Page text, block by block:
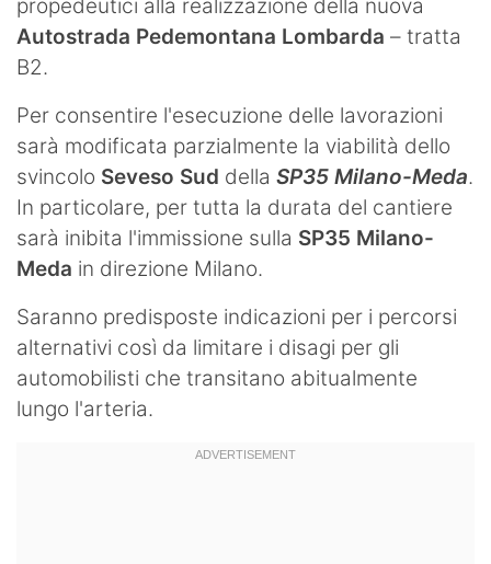
propedeutici alla realizzazione della nuova
Autostrada Pedemontana Lombarda – tratta
B2.
Per consentire l'esecuzione delle lavorazioni
sarà modificata parzialmente la viabilità dello
svincolo Seveso Sud della SP35 Milano-Meda.
In particolare, per tutta la durata del cantiere
sarà inibita l'immissione sulla SP35 Milano-
Meda in direzione Milano.
Saranno predisposte indicazioni per i percorsi
alternativi così da limitare i disagi per gli
automobilisti che transitano abitualmente
lungo l'arteria.